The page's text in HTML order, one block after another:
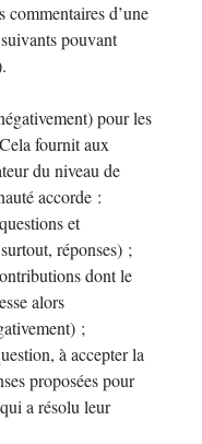
commentaires d’une
pouvant
pour les
fournit aux
du niveau de
accorde :
et
réponses) ;
dont le
alors
;
à accepter la
proposées pour
a résolu leur